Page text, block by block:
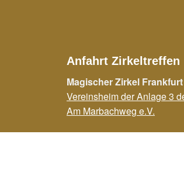
Anfahrt Zirkeltreffen
Magischer Zirkel Frankfurt
Vereinsheim der Anlage 3
Am Marbachweg e.V.